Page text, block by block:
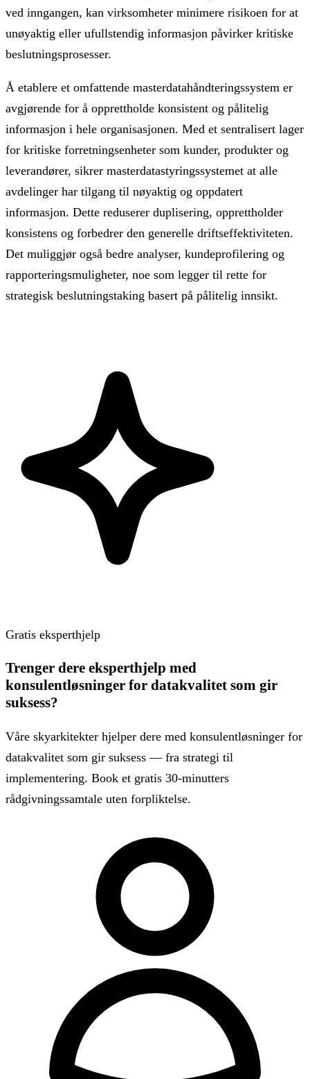
ved inngangen, kan virksomheter minimere risikoen for at
unøyaktig eller ufullstendig informasjon påvirker kritiske
beslutningsprosesser.
Å etablere et omfattende masterdatahåndteringssystem er
avgjørende for å opprettholde konsistent og pålitelig
informasjon i hele organisasjonen. Med et sentralisert lager
for kritiske forretningsenheter som kunder, produkter og
leverandører, sikrer masterdatastyringssystemet at alle
avdelinger har tilgang til nøyaktig og oppdatert
informasjon. Dette reduserer duplisering, opprettholder
konsistens og forbedrer den generelle driftseffektiviteten.
Det muliggjør også bedre analyser, kundeprofilering og
rapporteringsmuligheter, noe som legger til rette for
strategisk beslutningstaking basert på pålitelig innsikt.
Gratis eksperthjelp
Trenger dere eksperthjelp med
konsulentløsninger for datakvalitet som gir
suksess?
Våre skyarkitekter hjelper dere med konsulentløsninger for
datakvalitet som gir suksess — fra strategi til
implementering. Book et gratis 30-minutters
rådgivningssamtale uten forpliktelse.